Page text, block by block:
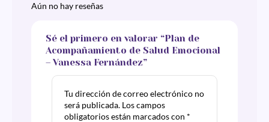
Aún no hay reseñas
Sé el primero en valorar “Plan de
Acompañamiento de Salud Emocional
– Vanessa Fernández”
Tu dirección de correo electrónico no
será publicada. Los campos
obligatorios están marcados con *